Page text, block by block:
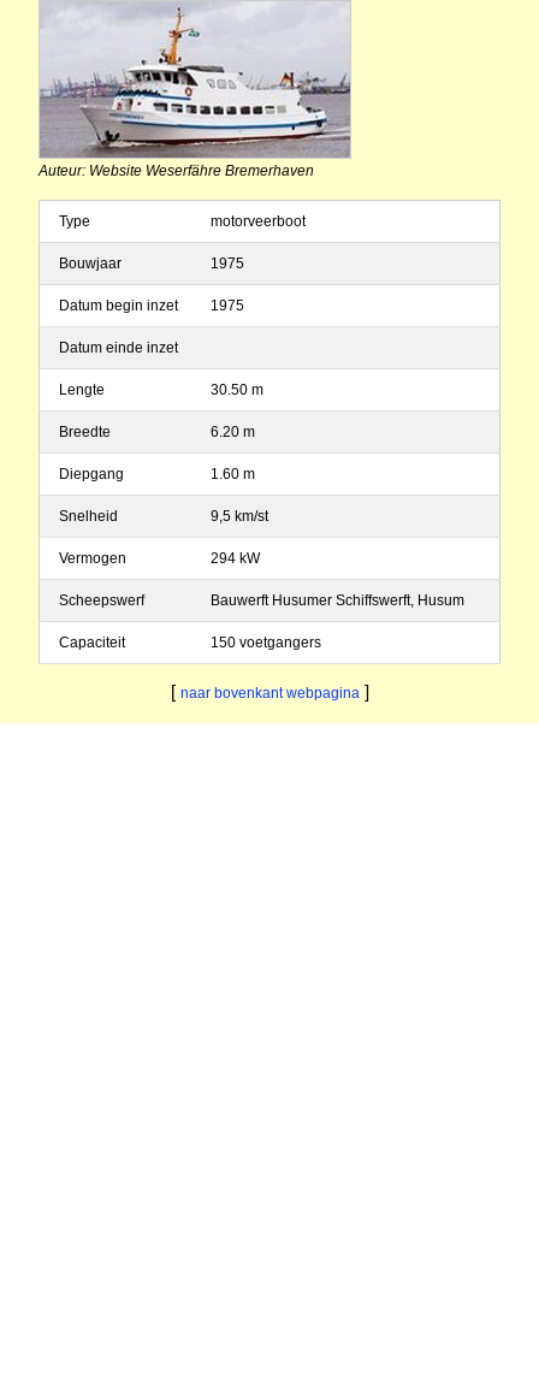
Auteur: Website Weserfähre Bremerhaven
Type motorveerboot
Bouwjaar 1975
Datum begin inzet 1975
Datum einde inzet
Lengte 30.50 m
Breedte 6.20 m
Diepgang 1.60 m
Snelheid 9,5 km/st
Vermogen 294 kW
Scheepswerf Bauwerft Husumer Schiffswerft, Husum
Capaciteit 150 voetgangers
[ naar bovenkant webpagina ]